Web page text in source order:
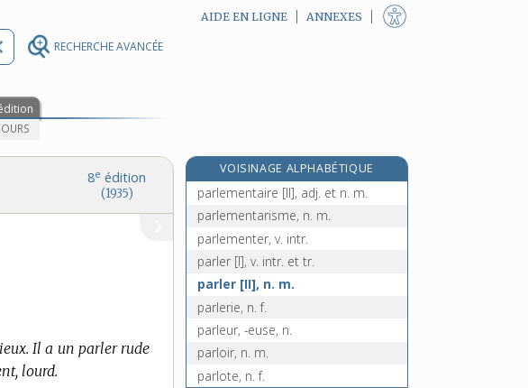
RECHERCHE AVANCÉE
AIDE EN LIGNE ANNEXES
8e édition
(1935)
Il a un parler rude
lourd.
VOISINAGE ALPHABÉTIQUE
parlementaire [I], adj.
parlementaire [II], adj. et n. m.
parlementarisme, n. m.
parlementer, v. intr.
parler [I], v. intr. et tr.
parler [II], n. m.
parlerie, n. f.
parleur, -euse, n.
parloir, n. m.
parlote, n. f.